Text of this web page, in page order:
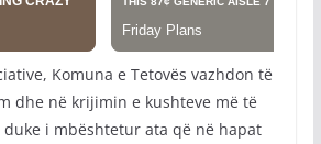
Komuna e Tetovës vazhdon të
dhe në krijimin e kushteve më të
i mbështetur ata që në hapat